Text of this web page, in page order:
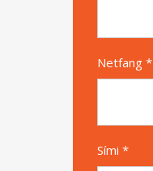
Netfang *
Sími *